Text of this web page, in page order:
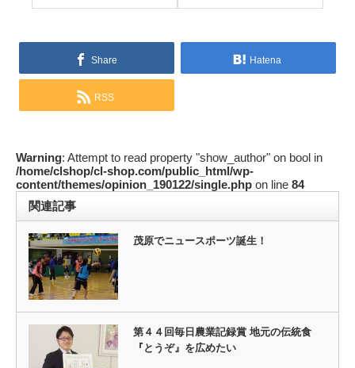
Share Hatena
RSS
Warning: Attempt to read property "show_author" on bool in
/home/clshop/cl-shop.com/public_html/wp-
content/themes/opinion_190122/single.php on line 84
関連記事
茂原でニュースポーツ誕生！
第４４回毎日農業記録賞 地元の伝統食
『とうぞ』を広めたい